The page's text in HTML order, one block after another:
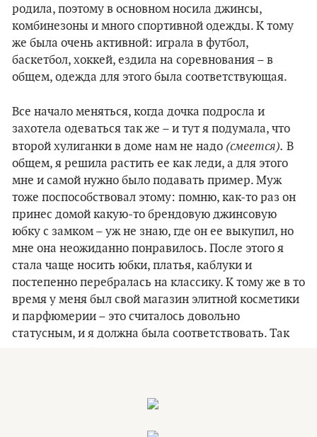
родила, поэтому в основном носила джинсы,
комбинезоны и много спортивной одежды. К тому
же была очень активной: играла в футбол,
баскетбол, хоккей, ездила на соревнования – в
общем, одежда для этого была соответствующая.
Все начало меняться, когда дочка подросла и
захотела одеваться так же – и тут я подумала, что
второй хулиганки в доме нам не надо (смеется). В
общем, я решила растить ее как леди, а для этого
мне и самой нужно было подавать пример. Муж
тоже поспособствовал этому: помню, как-то раз он
принес домой какую-то брендовую джинсовую
юбку с замком – уж не знаю, где он ее выкупил, но
мне она неожиданно понравилось. После этого я
стала чаще носить юбки, платья, каблуки и
постепенно перебралась на классику. К тому же в то
время у меня был свой магазин элитной косметики
и парфюмерии – это считалось довольно
статусным, и я должна была соответствовать. Так